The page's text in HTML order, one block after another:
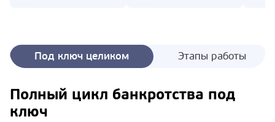
Под ключ целиком Этапы работы
Полный цикл банкротства под
ключ